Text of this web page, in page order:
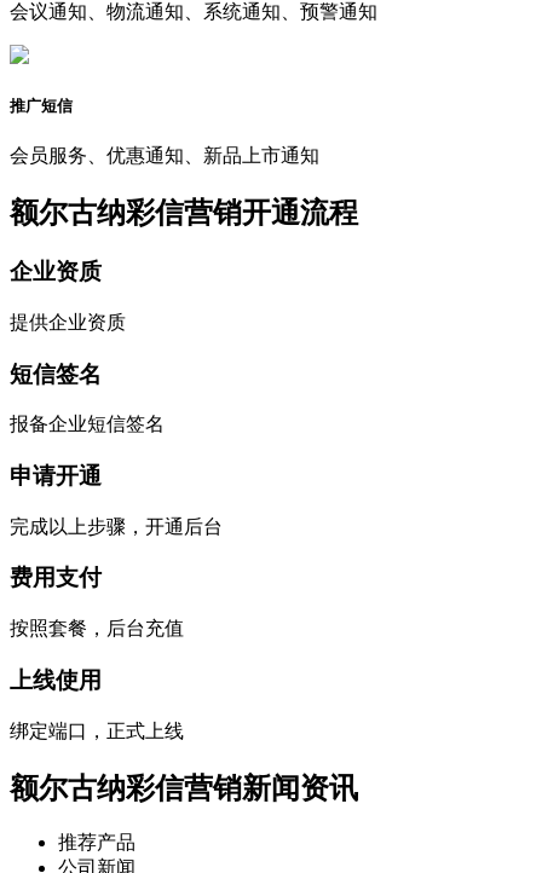
会议通知、物流通知、系统通知、预警通知
推广短信
会员服务、优惠通知、新品上市通知
额尔古纳彩信营销开通流程
企业资质
提供企业资质
短信签名
报备企业短信签名
申请开通
完成以上步骤，开通后台
费用支付
按照套餐，后台充值
上线使用
绑定端口，正式上线
额尔古纳彩信营销新闻资讯
推荐产品
公司新闻